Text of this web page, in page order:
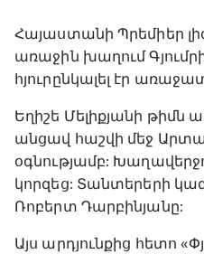
Հայաստանի Պրեմիեր
առաջին խաղում
հյուրընկալել էր
Եղիշե Մելիքյանի թիմն
անցավ հաշվի մեջ
օգնությամբ:
կորզեց: Տանտերերի
Ռոբերտ Դարբինյանը:
Այս արդյունքից հետո